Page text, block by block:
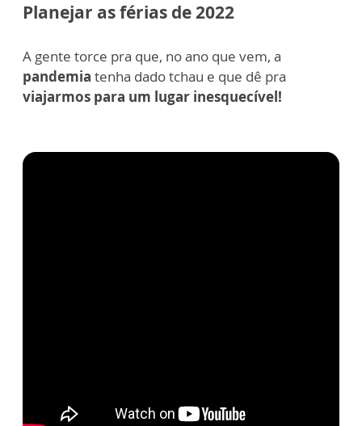
Planejar as férias de 2022
A gente torce pra que, no ano que vem, a
pandemia tenha dado tchau e que dê pra
viajarmos para um lugar inesquecível!